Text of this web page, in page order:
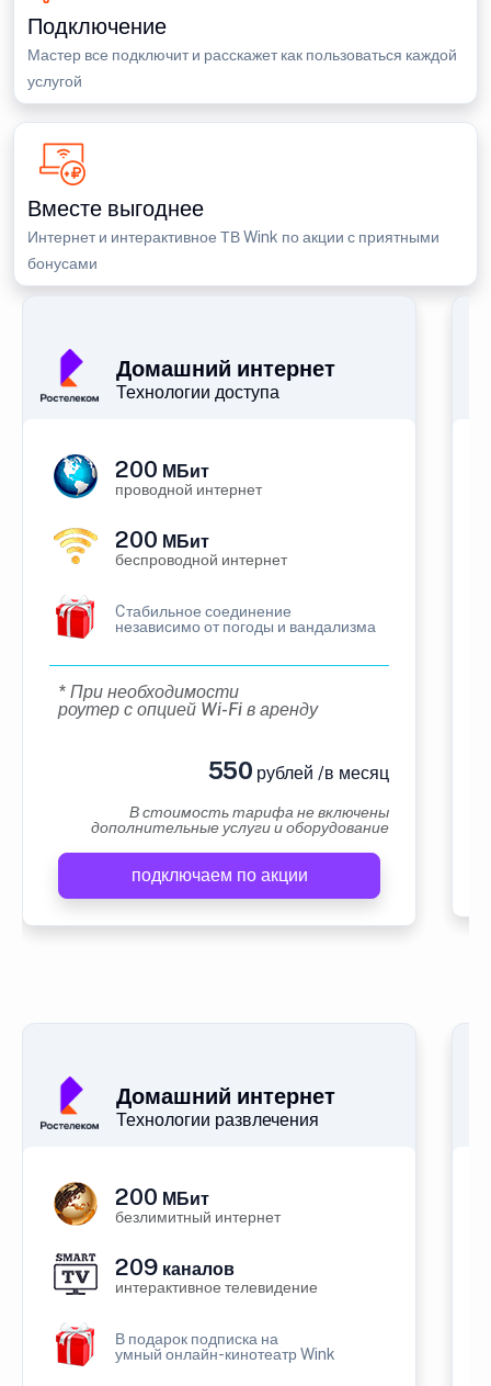
Подключение
Мастер все подключит и расскажет как пользоваться каждой
услугой
Вместе выгоднее
Интернет и интерактивное ТВ Wink по акции с приятными
бонусами
Домашний интернет
Технологии доступа
200 МБит
проводной интернет
200 МБит
беспроводной интернет
Cтабильное соединение
независимо от погоды и вандализма
* При необходимости
роутер с опцией Wi-Fi в аренду
550 рублей /в месяц
В стоимость тарифа не включены
дополнительные услуги и оборудование
подключаем по акции
Домашний интернет
Технологии развлечения
200 МБит
безлимитный интернет
209 каналов
интерактивное телевидение
В подарок подписка на
умный онлайн-кинотеатр Wink